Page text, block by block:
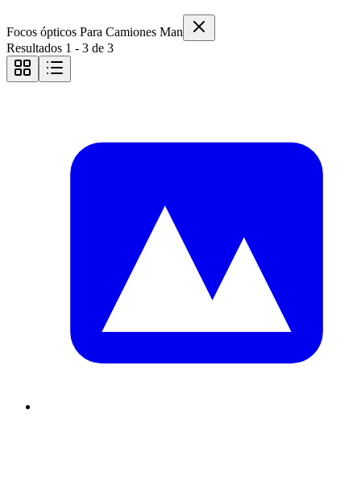
Focos ópticos Para Camiones Man
Resultados 1 - 3 de 3